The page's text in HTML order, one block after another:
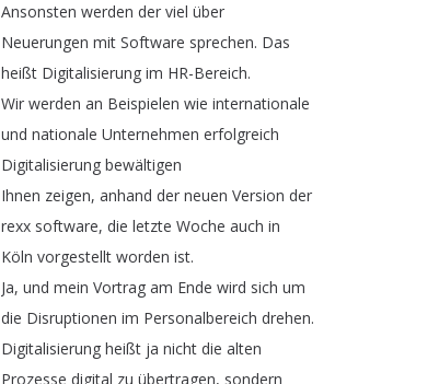
Ansonsten werden der viel über
Neuerungen mit Software sprechen. Das
heißt Digitalisierung im HR-Bereich.
Wir werden an Beispielen wie internationale
und nationale Unternehmen erfolgreich
Digitalisierung bewältigen
Ihnen zeigen, anhand der neuen Version der
rexx software, die letzte Woche auch in
Köln vorgestellt worden ist.
Ja, und mein Vortrag am Ende wird sich um
die Disruptionen im Personalbereich drehen.
Digitalisierung heißt ja nicht die alten
Prozesse digital zu übertragen, sondern